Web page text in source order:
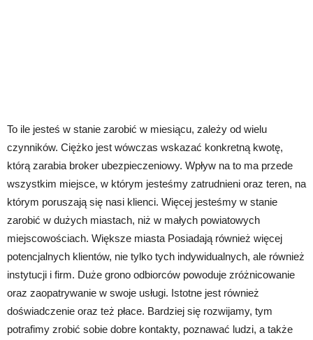
To ile jesteś w stanie zarobić w miesiącu, zależy od wielu
czynników. Ciężko jest wówczas wskazać konkretną kwotę,
którą zarabia broker ubezpieczeniowy. Wpływ na to ma przede
wszystkim miejsce, w którym jesteśmy zatrudnieni oraz teren, na
którym poruszają się nasi klienci. Więcej jesteśmy w stanie
zarobić w dużych miastach, niż w małych powiatowych
miejscowościach. Większe miasta Posiadają również więcej
potencjalnych klientów, nie tylko tych indywidualnych, ale również
instytucji i firm. Duże grono odbiorców powoduje zróżnicowanie
oraz zaopatrywanie w swoje usługi. Istotne jest również
doświadczenie oraz też płace. Bardziej się rozwijamy, tym
potrafimy zrobić sobie dobre kontakty, poznawać ludzi, a także